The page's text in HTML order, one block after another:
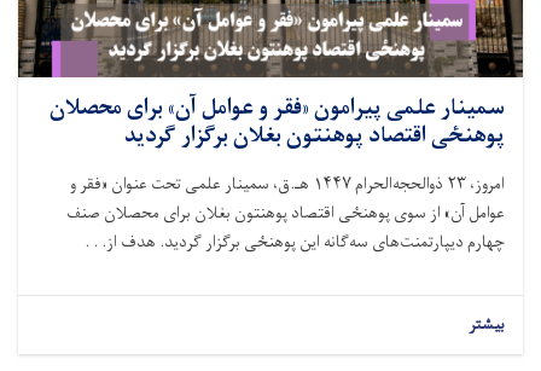
سمینار علمی پیرامون «فقر و عوامل آن» برای محصلان
پوهنځی اقتصاد پوهنتون بغلان برگزار گردید
امروز،۲۳ ذوالحجه‌الحرام۱۴۴۷ هـ.ق، سمینار علمی تحت عنوان «فقر و
عوامل آن» از سوی پوهنځی اقتصاد پوهنتون بغلان برای محصلان صنف
چهارم دیپارتمنت‌های سه‌گانه این پوهنځی برگزار گردید. هدف از. . .
بیشتر